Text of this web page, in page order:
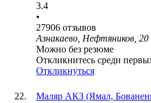
3.4
•
27906 отзывов
Азнакаево, Нефтяников, 20
Можно без резюме
Откликнитесь среди
Откликнуться
Маляр АКЗ (Ямал,